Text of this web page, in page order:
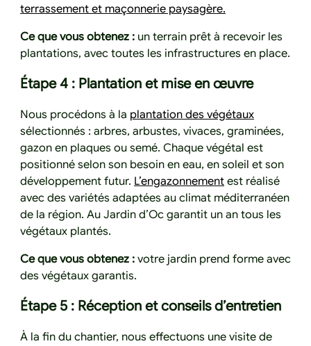
terrassement et maçonnerie paysagère.
Ce que vous obtenez : un terrain prêt à recevoir les
plantations, avec toutes les infrastructures en place.
Étape 4 : Plantation et mise en œuvre
Nous procédons à la plantation des végétaux
sélectionnés : arbres, arbustes, vivaces, graminées,
gazon en plaques ou semé. Chaque végétal est
positionné selon son besoin en eau, en soleil et son
développement futur. L’engazonnement est réalisé
avec des variétés adaptées au climat méditerranéen
de la région. Au Jardin d’Oc garantit un an tous les
végétaux plantés.
Ce que vous obtenez : votre jardin prend forme avec
des végétaux garantis.
Étape 5 : Réception et conseils d’entretien
À la fin du chantier, nous effectuons une visite de